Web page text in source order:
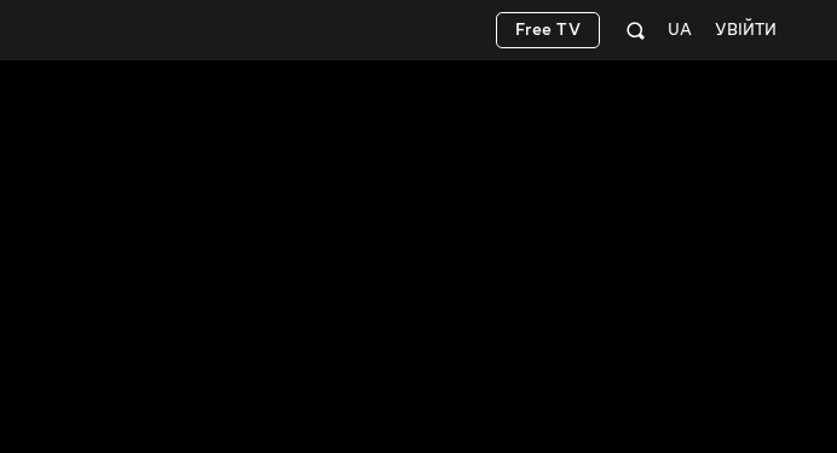
УВІЙТИ
UA
Free TV